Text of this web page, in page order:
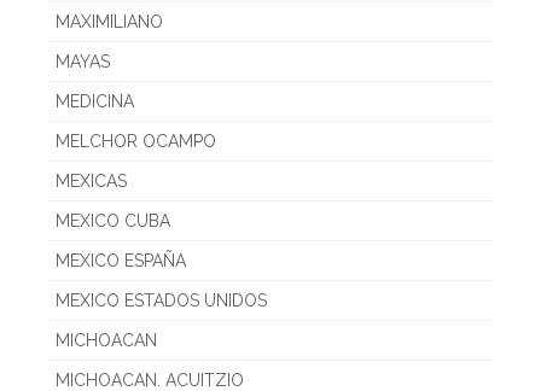
MAXIMILIANO
MAYAS
MEDICINA
MELCHOR OCAMPO
MEXICAS
MEXICO CUBA
MEXICO ESPAÑA
MEXICO ESTADOS UNIDOS
MICHOACAN
MICHOACAN. ACUITZIO